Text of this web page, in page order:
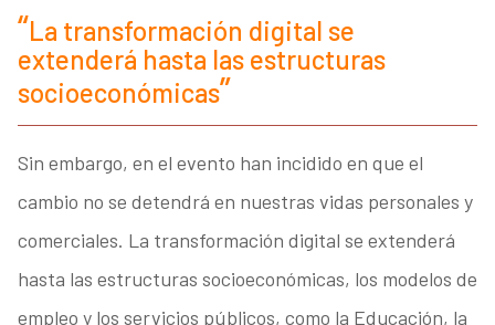
La transformación digital se
extenderá hasta las estructuras
socioeconómicas
Sin embargo, en el evento han incidido en que el
cambio no se detendrá en nuestras vidas personales y
comerciales. La transformación digital se extenderá
hasta las estructuras socioeconómicas, los modelos de
empleo y los servicios públicos, como la Educación, la